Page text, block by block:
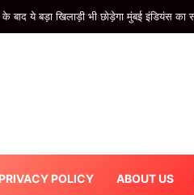
SL वॉर्म-अप मैच में इन 5 भारतीयों का दिखा
PRIVACY POLICY ABOUT US